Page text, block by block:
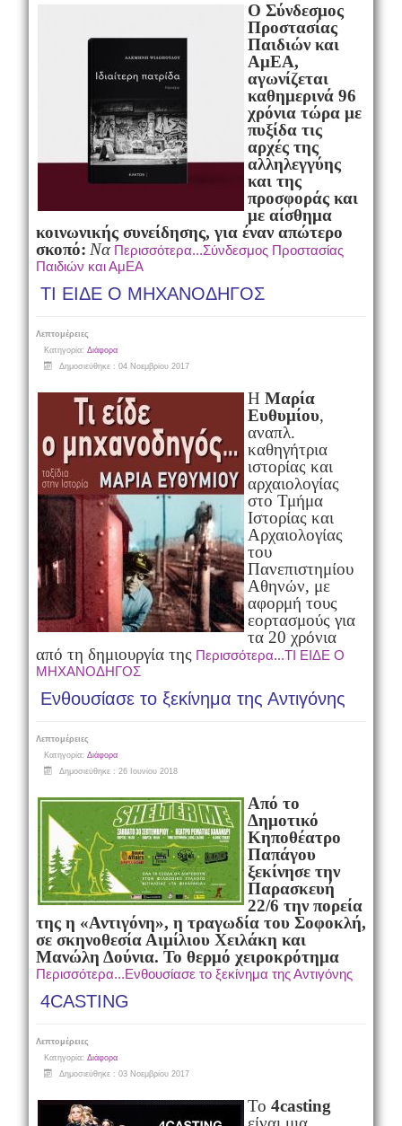
Ο Σύνδεσμος
Προστασίας
Παιδιών και
ΑμΕΑ,
αγωνίζεται
καθημερινά 96
χρόνια τώρα με
πυξίδα τις
αρχές της
αλληλεγγύης
και της
προσφοράς και
με αίσθημα
κοινωνικής συνείδησης, για έναν απώτερο
σκοπό: Να Περισσότερα...Σύνδεσμος Προστασίας
Παιδιών και ΑμΕΑ
ΤΙ ΕΙΔΕ Ο ΜΗΧΑΝΟΔΗΓΟΣ
Λεπτομέρειες
Κατηγορία: Διάφορα
Δημοσιεύθηκε : 04 Νοεμβρίου 2017
Η Μαρία
Ευθυμίου,
αναπλ.
καθηγήτρια
ιστορίας και
αρχαιολογίας
στο Τμήμα
Ιστορίας και
Αρχαιολογίας
του
Πανεπιστημίου
Αθηνών, με
αφορμή τους
εορτασμούς για
τα 20 χρόνια
από τη δημιουργία της Περισσότερα...ΤΙ ΕΙΔΕ Ο
ΜΗΧΑΝΟΔΗΓΟΣ
Ενθουσίασε το ξεκίνημα της Αντιγόνης
Λεπτομέρειες
Κατηγορία: Διάφορα
Δημοσιεύθηκε : 26 Ιουνίου 2018
Από το
Δημοτικό
Κηποθέατρο
Παπάγου
ξεκίνησε την
Παρασκευή
22/6 την πορεία
της η «Αντιγόνη», η τραγωδία του Σοφοκλή,
σε σκηνοθεσία Αιμίλιου Χειλάκη και
Μανώλη Δούνια. Το θερμό χειροκρότημα
Περισσότερα...Ενθουσίασε το ξεκίνημα της Αντιγόνης
4CASTING
Λεπτομέρειες
Κατηγορία: Διάφορα
Δημοσιεύθηκε : 03 Νοεμβρίου 2017
Το 4casting